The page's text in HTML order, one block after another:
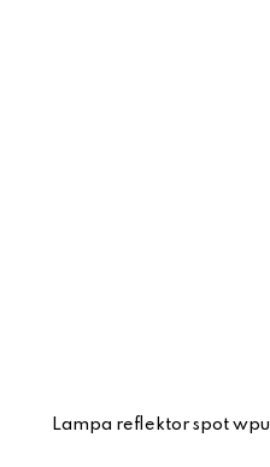
Lampa reflektor spot